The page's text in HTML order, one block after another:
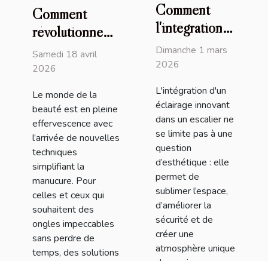
Comment
révolutionnent-
ils la manucure
rapide et facile
Samedi 18 avril
2026
Le monde de la
beauté est en pleine
effervescence avec
l’arrivée de nouvelles
techniques
simplifiant la
manucure. Pour
celles et ceux qui
souhaitent des
ongles impeccables
sans perdre de
temps, des solutions
Comment
l'intégration
d'un éclairage
innovant
transforme-t-
elle votre
escalier ?
Dimanche 1 mars
2026
L'intégration d'un
éclairage innovant
dans un escalier ne
se limite pas à une
question
d’esthétique : elle
permet de
sublimer l’espace,
d’améliorer la
sécurité et de
créer une
atmosphère unique